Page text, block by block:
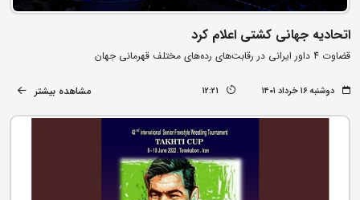
اتحادیه جهانی کشتی اعلام کرد
قضاوت 4 داور ایرانی در رقابت‌های رده‌‌های مختلف قهرمانی جهان
دوشنبه ۱۶ خرداد ۱۴۰۱ 12:21 مشاهده بیشتر